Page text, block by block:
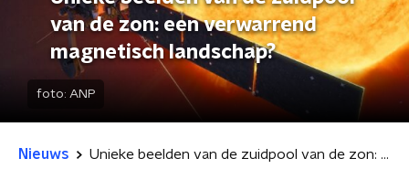
van de zon: een verwarrend
magnetisch landschap?
foto: ANP
Nieuws Unieke beelden van de zuidpool van de zon: een verwarrend magnetisch landschap?